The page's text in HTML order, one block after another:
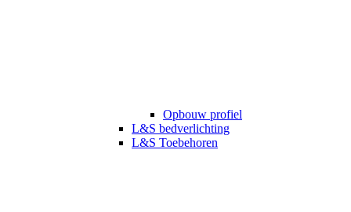
Opbouw profiel
L&S bedverlichting
L&S Toebehoren